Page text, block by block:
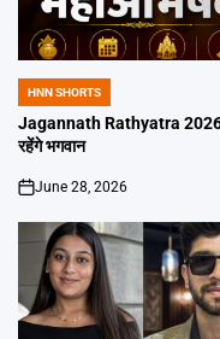
POSTED
IN
HNN SHORTS
Jagannath Rathyatra 2026:
रहेंगे भगवान
on
June 28, 2026